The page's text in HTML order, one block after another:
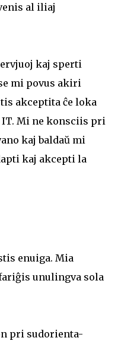
al iliaj
kaj sperti
mi povus akiri
akceptita ĉe loka
Mi ne konsciis pri
kaj baldaŭ mi
kaj akcepti la
enuiga. Mia
unulingva sola
pri sudorienta-